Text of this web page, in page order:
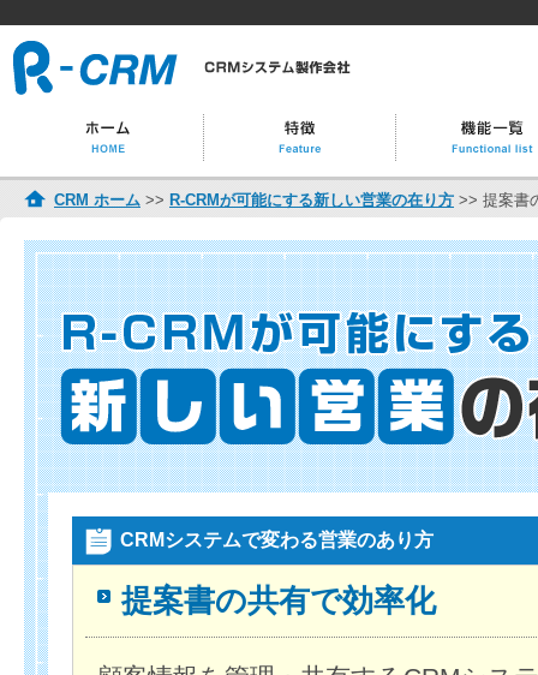
CRM ホーム >> R-CRMが可能にする新しい営業の在り方 >> 提案書
CRMシステムで変わる営業のあり方
提案書の共有で効率化